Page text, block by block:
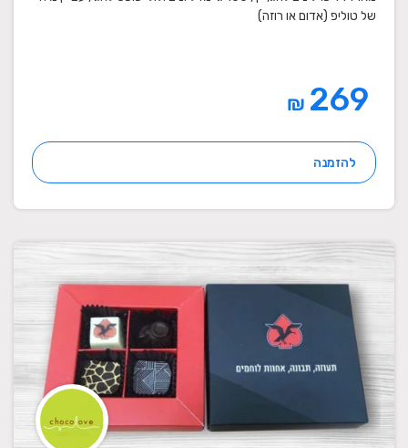
של טוליפ (אדום או רוזה)
₪
להזמנה